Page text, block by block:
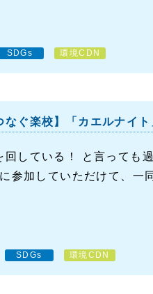
SDGs 環境CDN
なぐ楽校】「カエルナイト
回している！ と言っても
参加していただけて、一
SDGs 環境CDN